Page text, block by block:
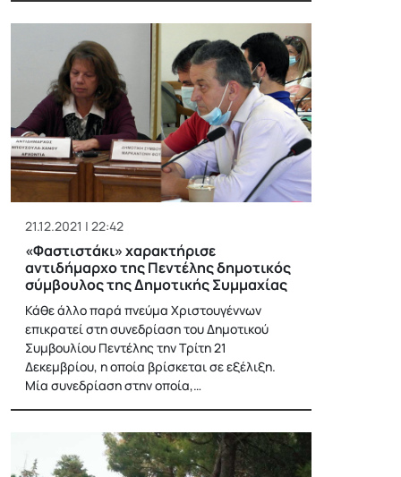
21.12.2021 | 22:42
«Φαστιστάκι» χαρακτήρισε
αντιδήμαρχο της Πεντέλης δημοτικός
σύμβουλος της Δημοτικής Συμμαχίας
Κάθε άλλο παρά πνεύμα Χριστουγέννων
επικρατεί στη συνεδρίαση του Δημοτικού
Συμβουλίου Πεντέλης την Τρίτη 21
Δεκεμβρίου, η οποία βρίσκεται σε εξέλιξη.
Μία συνεδρίαση στην οποία,…